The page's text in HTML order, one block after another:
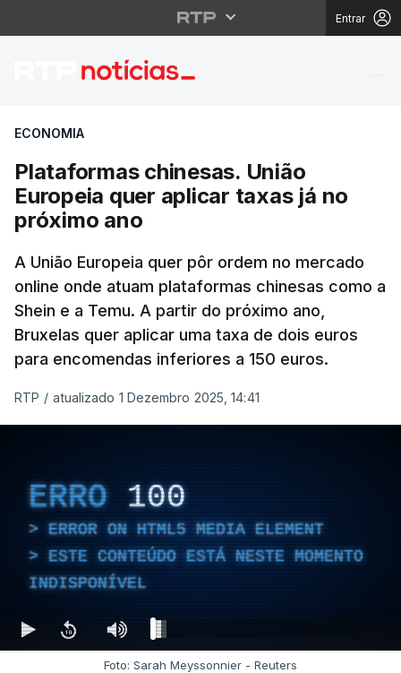
Entrar
Plataformas
ECONOMIA
Plataformas chinesas. União
Europeia quer aplicar taxas já no
próximo ano
A União Europeia quer pôr ordem no mercado
online onde atuam plataformas chinesas como a
Shein e a Temu. A partir do próximo ano,
Bruxelas quer aplicar uma taxa de dois euros
para encomendas inferiores a 150 euros.
RTP / atualizado 1 Dezembro 2025, 14:41
ERRO 100
ERROR ON HTML5 MEDIA ELEMENT
ESTE CONTEÚDO ESTÁ NESTE MOMENTO
INDISPONÍVEL
Foto: Sarah Meyssonnier - Reuters